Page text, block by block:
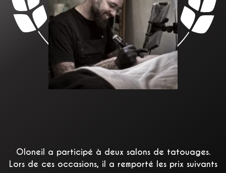
Oloneil a participé à deux salons de tatouages.
Lors de ces occasions, il a remporté les prix suivants